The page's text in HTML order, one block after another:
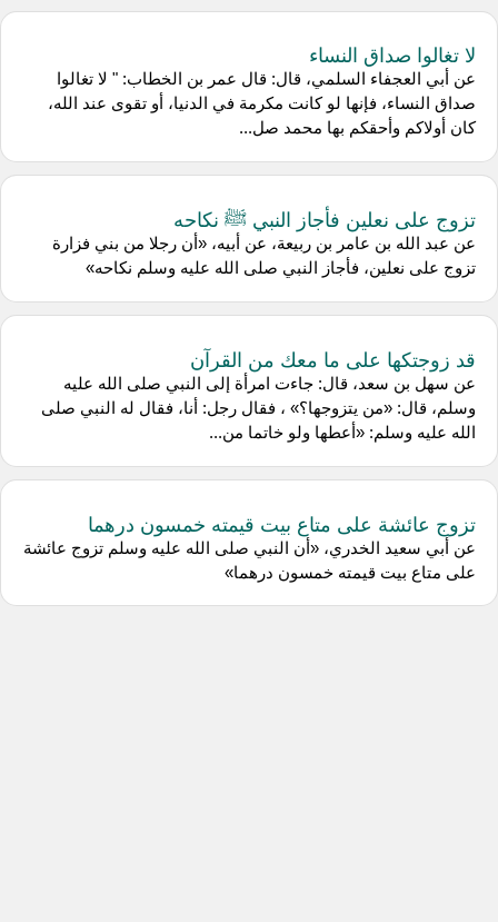
لا تغالوا صداق النساء
عن أبي العجفاء السلمي، قال: قال عمر بن الخطاب: " لا تغالوا
صداق النساء، فإنها لو كانت مكرمة في الدنيا، أو تقوى عند الله،
كان أولاكم وأحقكم بها محمد صل...
تزوج على نعلين فأجاز النبي ﷺ نكاحه
عن عبد الله بن عامر بن ربيعة، عن أبيه، «أن رجلا من بني فزارة
تزوج على نعلين، فأجاز النبي صلى الله عليه وسلم نكاحه»
قد زوجتكها على ما معك من القرآن
عن سهل بن سعد، قال: جاءت امرأة إلى النبي صلى الله عليه
وسلم، قال: «من يتزوجها؟» ، فقال رجل: أنا، فقال له النبي صلى
الله عليه وسلم: «أعطها ولو خاتما من...
تزوج عائشة على متاع بيت قيمته خمسون درهما
عن أبي سعيد الخدري، «أن النبي صلى الله عليه وسلم تزوج عائشة
على متاع بيت قيمته خمسون درهما»